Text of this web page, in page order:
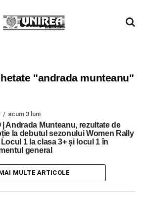
"andrada munteanu"
acum 3 luni
| Andrada Munteanu, rezultate de
la debutul sezonului Women Rally
1 la clasa 3+ și locul 1 în
general
MULTE ARTICOLE